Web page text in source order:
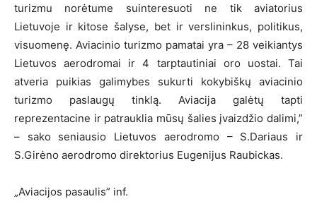
turizmu norėtume suinteresuoti ne tik aviatorius
Lietuvoje ir kitose šalyse, bet ir verslininkus, politikus,
visuomenę. Aviacinio turizmo pamatai yra – 28 veikiantys
Lietuvos aerodromai ir 4 tarptautiniai oro uostai. Tai
atveria puikias galimybes sukurti kokybiškų aviacinio
turizmo paslaugų tinklą. Aviacija galėtų tapti
reprezentacine ir patrauklia mūsų šalies įvaizdžio dalimi,”
– sako seniausio Lietuvos aerodromo – S.Dariaus ir
S.Girėno aerodromo direktorius Eugenijus Raubickas.
„Aviacijos pasaulis” inf.